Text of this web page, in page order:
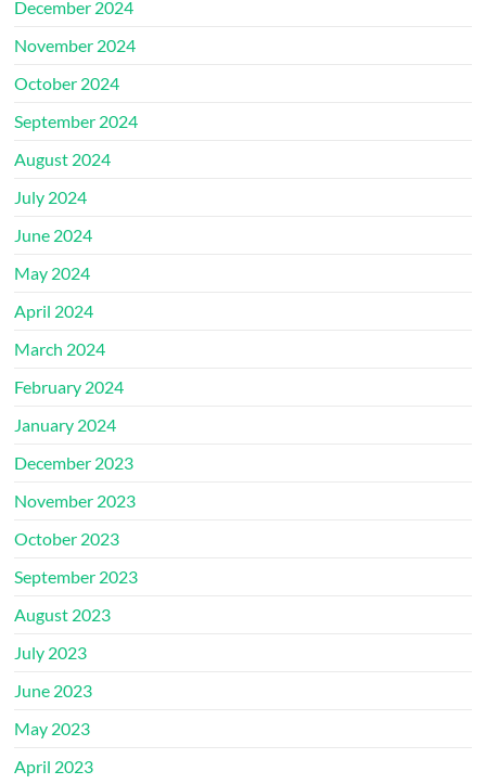
December 2024
November 2024
October 2024
September 2024
August 2024
July 2024
June 2024
May 2024
April 2024
March 2024
February 2024
January 2024
December 2023
November 2023
October 2023
September 2023
August 2023
July 2023
June 2023
May 2023
April 2023